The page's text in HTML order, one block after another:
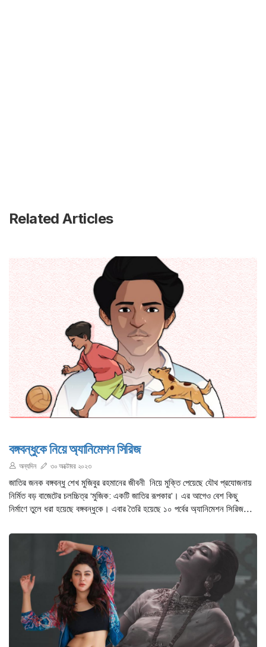
Related Articles
বঙ্গবন্ধুকে নিয়ে অ্যানিমেশন সিরিজ
অন্যদিন ৩০ অক্টোবর ২০২৩
জাতির জনক বঙ্গবন্ধু শেখ মুজিবুর রহমানের জীবনী নিয়ে মুক্তি পেয়েছে যৌথ প্রযোজনায়
নির্মিত বড় বাজেটের চলচ্চিত্র ‘মুজিক: একটি জাতির রূপকার’। এর আগেও বেশ কিছু
নির্মাণে তুলে ধরা হয়েছে বঙ্গবন্ধুকে। এবার তৈরি হয়েছে ১০ পর্বের অ্যানিমেশন সিরিজ